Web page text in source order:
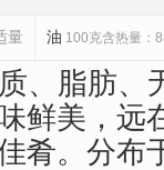
量 油 100克含热量：
、脂肪、
鲜美，远
肴。分布